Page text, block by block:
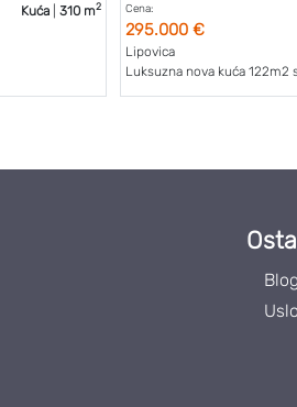
Kuća| 310 m2 Cena:
295.000 €
Lipovica
Luksuzna nova kuća 122m2